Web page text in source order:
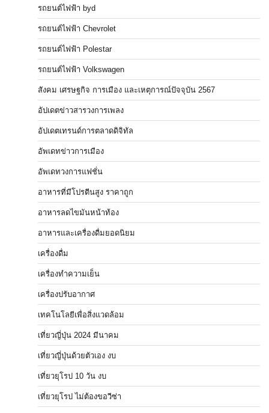
รถยนต์ไฟฟ้า byd
รถยนต์ไฟฟ้า Chevrolet
รถยนต์ไฟฟ้า Polestar
รถยนต์ไฟฟ้า Volkswagen
สังคม เศรษฐกิจ การเมือง และเหตุการณ์ปัจจุบัน 2567
อัปเดตข่าวสารวงการเพลง
อัปเดตเทรนด์การตลาดดิจิทัล
อัพเดทข่าวการเมือง
อัพเดทวงการแฟชั่น
อาหารที่มีโปรตีนสูง ราคาถูก
อาหารลดไขมันหน้าท้อง
อาหารและเครื่องดื่มยอดนิยม
เครื่องดื่ม
เครื่องทำความเย็น
เครื่องปรับอากาศ
เทคโนโลยีเพื่อสิ่งแวดล้อม
เที่ยวญี่ปุ่น 2024 มีนาคม
เที่ยวญี่ปุ่นด้วยตัวเอง งบ
เที่ยวยุโรป 10 วัน งบ
เที่ยวยุโรป ไม่ต้องขอวีซ่า